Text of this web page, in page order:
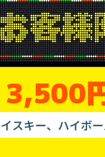
3,500
スキー、ハイボ